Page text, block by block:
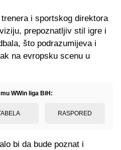
i sportskog direktora
prepoznatljiv stil igre i
što podrazumijeva i
na evropsku scenu u
WWin liga BiH:
RASPORED
bi da bude poznat i